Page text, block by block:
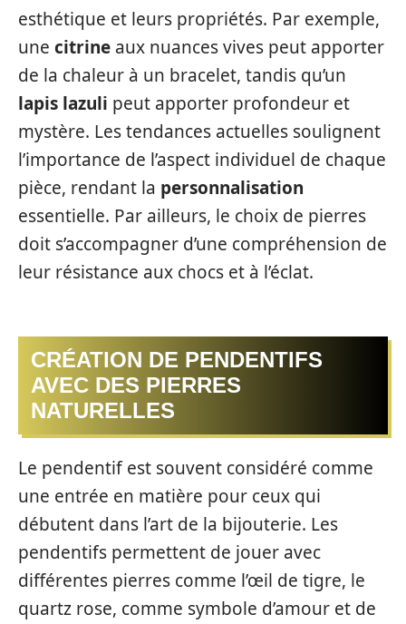
esthétique et leurs propriétés. Par exemple,
une citrine aux nuances vives peut apporter
de la chaleur à un bracelet, tandis qu’un
lapis lazuli peut apporter profondeur et
mystère. Les tendances actuelles soulignent
l’importance de l’aspect individuel de chaque
pièce, rendant la personnalisation
essentielle. Par ailleurs, le choix de pierres
doit s’accompagner d’une compréhension de
leur résistance aux chocs et à l’éclat.
CRÉATION DE PENDENTIFS
AVEC DES PIERRES
NATURELLES
Le pendentif est souvent considéré comme
une entrée en matière pour ceux qui
débutent dans l’art de la bijouterie. Les
pendentifs permettent de jouer avec
différentes pierres comme l’œil de tigre, le
quartz rose, comme symbole d’amour et de